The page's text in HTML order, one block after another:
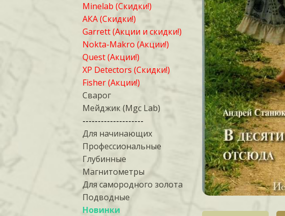
Minelab (Скидки!)
АКА (Скидки!)
Garrett (Акции и скидки!)
Nokta-Makro (Акции!)
Quest (Акции!)
XP Detectors (Скидки!)
Fisher (Акции!)
Сварог
Мейджик (Mgc Lab)
--------------------
Для начинающих
Профессиональные
Глубинные
Магнитометры
Для самородного золота
Подводные
Новинки